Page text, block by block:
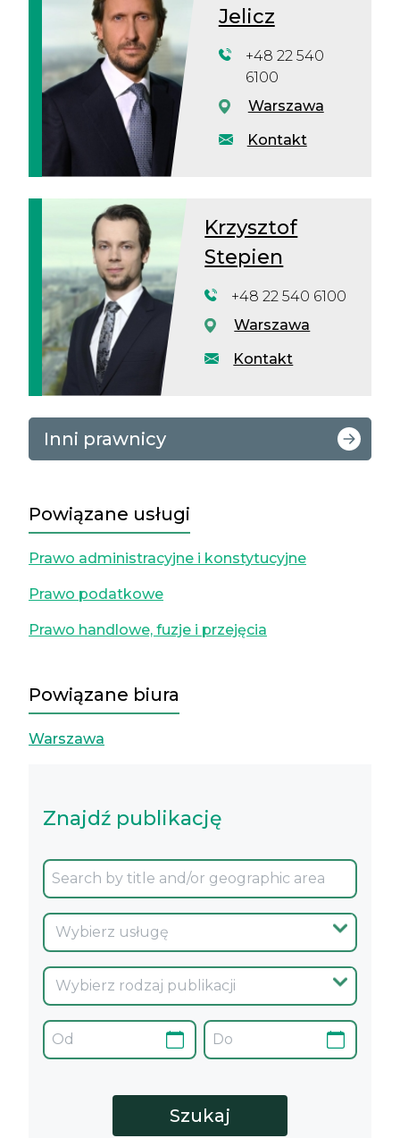
Jelicz
Kontakt
+48 22 540
6100
Warszawa
Krzysztof
Stepien
Kontakt
+48 22 540 6100
Warszawa
Inni prawnicy
Powiązane usługi
Prawo administracyjne i konstytucyjne
Prawo podatkowe
Prawo handlowe, fuzje i przejęcia
Powiązane biura
Warszawa
Znajdź publikację